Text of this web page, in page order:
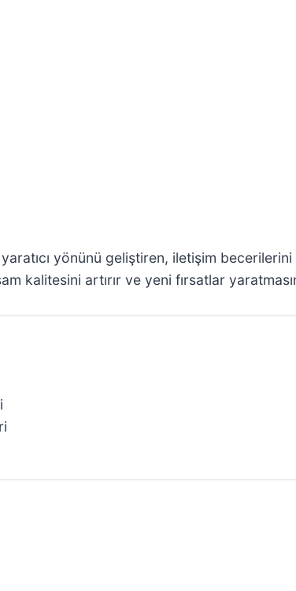
yönünü geliştiren, iletişim
kalitesini artırır ve yeni fırsatlar